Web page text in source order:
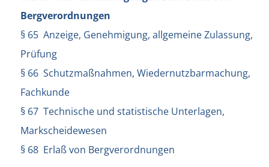
Bergverordnungen
§ 65 Anzeige, Genehmigung, allgemeine Zulassung,
Prüfung
§ 66 Schutzmaßnahmen, Wiedernutzbarmachung,
Fachkunde
§ 67 Technische und statistische Unterlagen,
Markscheidewesen
§ 68 Erlaß von Bergverordnungen